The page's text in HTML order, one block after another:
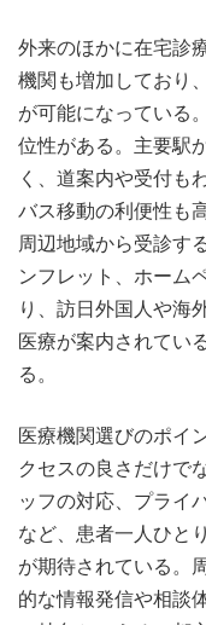
外来のほかに在宅診
機関も増加しており
が可能になっている
位性がある。主要駅
く、道案内や受付も
バス移動の利便性も
周辺地域から受診す
ンフレット、ホーム
り、訪日外国人や海
医療が案内されてい
る。
医療機関選びのポイ
クセスの良さだけで
ッフの対応、プライ
など、患者一人ひと
が期待されている。
的な情報発信や相談